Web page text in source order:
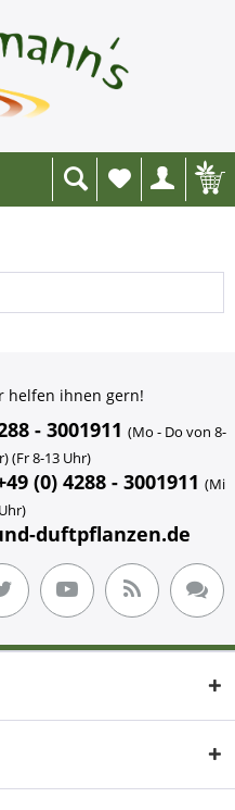
Wunschliste
helfen ihnen gern!
- 3001911 (Mo - Do von 8-
(Fr 8-13 Uhr)
(0) 4288 - 3001911 (Mi
duftpflanzen.de